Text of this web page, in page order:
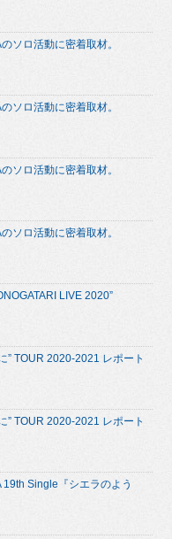
ソロ活動に密着取材。
ソロ活動に密着取材。
ソロ活動に密着取材。
ソロ活動に密着取材。
LIVE 2020”
” TOUR 2020-2021 レポート
” TOUR 2020-2021 レポート
19th Single『シエラのよう